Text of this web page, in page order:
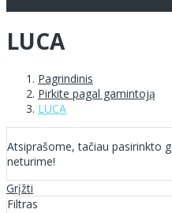
LUCA
Pagrindinis
Pirkite pagal gamintoją
LUCA
Atsiprašome, tačiau pasirinkto
neturime!
Grįžti
Filtras